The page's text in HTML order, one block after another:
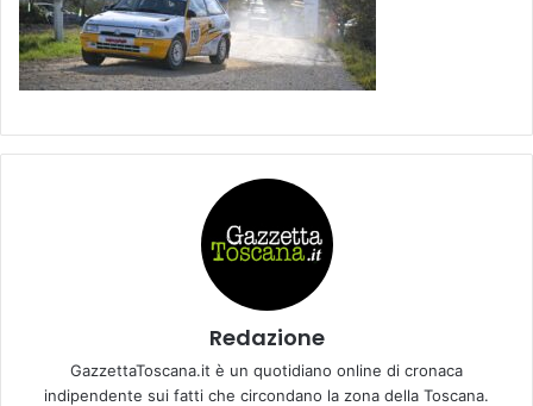
Redazione
GazzettaToscana.it è un quotidiano online di cronaca
indipendente sui fatti che circondano la zona della Toscana.